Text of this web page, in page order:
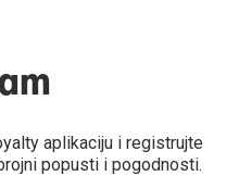
aplikaciju i registrujte
popusti i pogodnosti.